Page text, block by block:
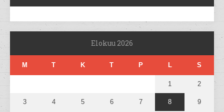
Elokuu 2026
M T K T P L S
1 2
3 4 5 6 7 8 9